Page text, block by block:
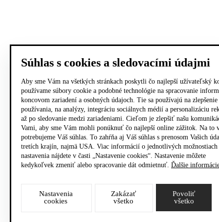
Súhlas s cookies a sledovacími údajmi
Aby sme Vám na všetkých stránkach poskytli čo najlepší užívateľský
používame súbory cookie a podobné technológie na spracovanie
koncovom zariadení a osobných údajoch. Tie sa používajú na zlepšenie
používania, na analýzy, integráciu sociálnych médií a personalizáciu
až po sledovanie medzi zariadeniami. Cieľom je zlepšiť našu
Vami, aby sme Vám mohli ponúknuť čo najlepší online zážitok. Na to
potrebujeme Váš súhlas. To zahŕňa aj Váš súhlas s prenosom Vašich
tretích krajín, najmä USA. Viac informácií o jednotlivých možnostiach
nastavenia nájdete v časti „Nastavenie cookies“. Nastavenie môžete
kedykoľvek zmeniť alebo spracovanie dát odmietnuť. Ďalšie
Nastavenia
cookies
Zakázať
všetko
Povoliť
všetko